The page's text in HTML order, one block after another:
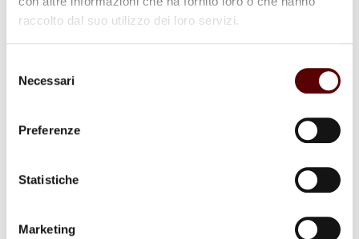
raccolto dal suo utilizzo dei loro servizi.
delNecessari
Preferenze
Statistiche
Marketing
21 Aprile 2024 a 11:45